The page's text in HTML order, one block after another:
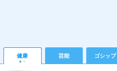
健康 芸能 ゴシップ